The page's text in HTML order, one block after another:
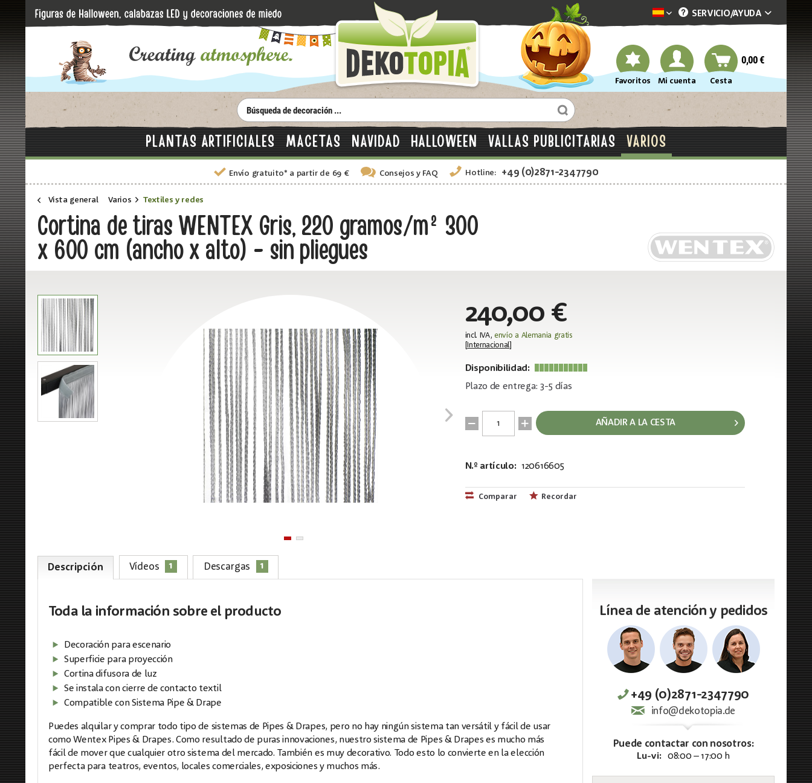
Dekotopia spanisch
SERVICIO/AYUDA
Favoritos Mi cuenta Cesta
0,00 €
PLANTAS ARTIFICIALES MACETAS NAVIDAD HALLOWEEN VALLAS PUBLICITARIAS VARIOS
Envío gratuito* a partir de 69 € Consejos y FAQ Hotline: +49 (0)2871-2347790
Vista general Varios Textiles y redes
Cortina de tiras WENTEX Gris, 220 gramos/m² 300
x 600 cm (ancho x alto) - sin pliegues
240,00 €
incl. IVA,envío a Alemania gratis
Internacional]
Disponibilidad:
Plazo de entrega: 3-5 días
AÑADIR A LA CESTA
N.º artículo: 120616605
Comparar Recordar
Descripción Vídeos 1 Descargas 1
Toda la información sobre el producto
Decoración para escenario
Superficie para proyección
Cortina difusora de luz
Se instala con cierre de contacto textil
Compatible con Sistema Pipe & Drape
Puedes alquilar y comprar todo tipo de sistemas de Pipes & Drapes, pero no hay ningún sistema tan versátil y fácil de usar
como Wentex Pipes & Drapes. Como resultado de puras innovaciones, nuestro sistema de Pipes & Drapes es mucho más
fácil de mover que cualquier otro sistema del mercado. También es muy decorativo. Todo esto lo convierte en la elección
perfecta para teatros, eventos, locales comerciales, exposiciones y muchos más.
Línea de atención y pedidos
+49 (0)2871-2347790
info@dekotopia.de
Puede contactar con nosotros:
Lu-vi: 08:00 – 17:00 h